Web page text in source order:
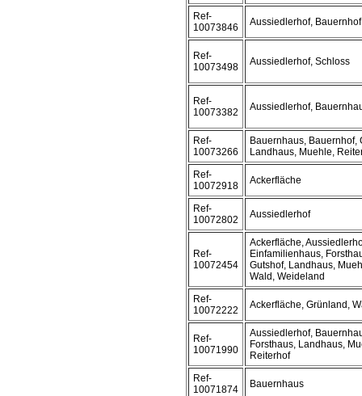
Ref-
10073846
Aussiedlerhof,
Ref-
10073498
Aussiedlerhof, Schloss
Ref-
10073382
Aussiedlerhof,
Ref-
10073266
Bauernhaus, Bauernhof,
Landhaus, Muehle,
Ref-
10072918
Ackerfläche
Ref-
10072802
Aussiedlerhof
Ref-
10072454
Ackerfläche,
Einfamilienhaus,
Gutshof, Landhaus,
Wald, Weideland
Ref-
10072222
Ackerfläche, Grünland,
Ref-
10071990
Aussiedlerhof,
Forsthaus, Landhaus,
Reiterhof
Ref-
10071874
Bauernhaus